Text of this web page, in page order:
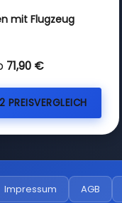
mit Flugzeug
71,90 €
PREISVERGLEICH
Impressum AGB